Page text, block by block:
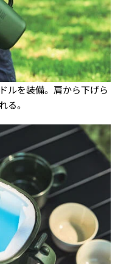
ルを装備。肩から下げら
る。